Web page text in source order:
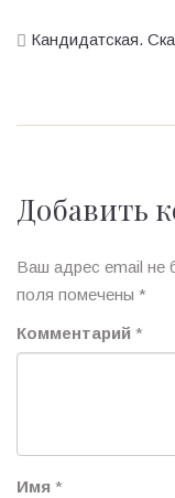
Кандидатская.
Добавить
Ваш адрес email не
поля помечены *
Комментарий *
Имя *